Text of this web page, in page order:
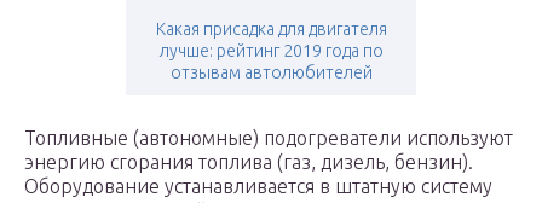
Какая присадка для двигателя
лучше: рейтинг 2019 года по
отзывам автолюбителей
Топливные (автономные) подогреватели используют
энергию сгорания топлива (газ, дизель, бензин).
Оборудование устанавливается в штатную систему